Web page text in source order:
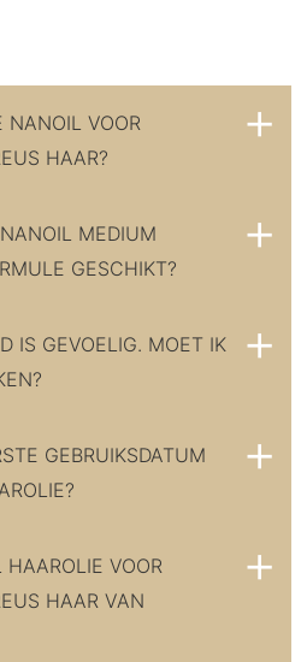
NANOIL VOOR
HAAR?
MEDIUM
GESCHIKT?
IS GEVOELIG. MOET IK
GEBRUIKSDATUM
VOOR
HAAR VAN